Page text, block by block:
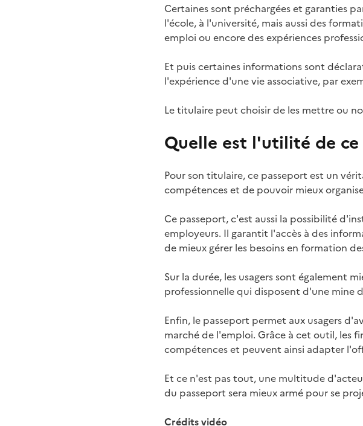
Certaines sont préchargées et garanties
l'école, à l'université, mais aussi des
emploi ou encore des expériences
Et puis certaines informations sont
l'expérience d'une vie associative, par
Le titulaire peut choisir de les mettre ou
Quelle est l'utilité de
Pour son titulaire, ce passeport est un
compétences et de pouvoir mieux
Ce passeport, c'est aussi la possibilité
employeurs. Il garantit l'accès à des
de mieux gérer les besoins en formation
Sur la durée, les usagers sont également
professionnelle qui disposent d'une mine
Enfin, le passeport permet aux usagers
marché de l'emploi. Grâce à cet outil, les
compétences et peuvent ainsi adapter
Et ce n'est pas tout, une multitude
du passeport sera mieux armé pour se
Crédits vidéo